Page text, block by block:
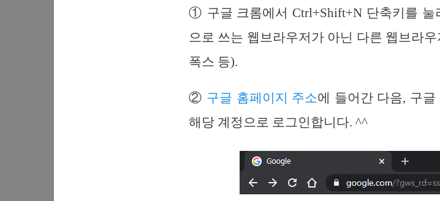
① 구글 크롬에서 Ctrl+Shift+N 단축키를 눌
으로 쓰는 웹브라우저가 아닌 다른 웹브라
폭스 등).
② 구글 홈페이지 주소에 들어간 다음, 구
해당 계정으로 로그인합니다. ^^